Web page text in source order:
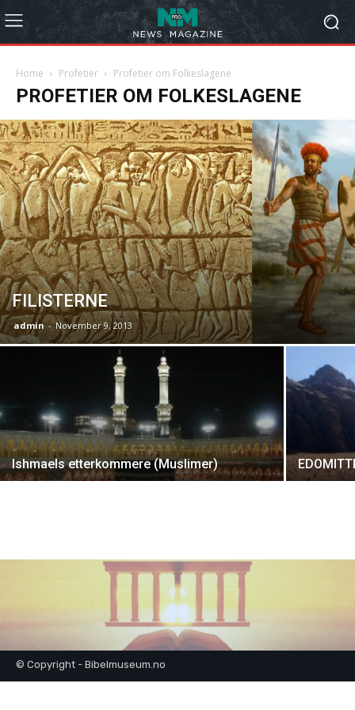
Home Profetier Profetier om Folkeslagene
PROFETIER OM FOLKESLAGENE
FILISTERNE
admin - November 9, 2013
Ishmaels etterkommere (Muslimer)
© Copyright - Bibelmuseum.no